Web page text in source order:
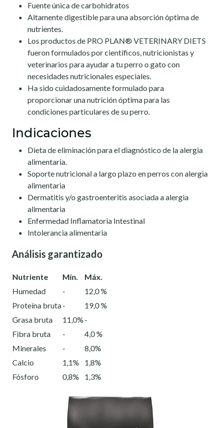
Fuente única de carbohidratos
Altamente digestible para una absorción óptima de
nutrientes.
Los productos de PRO PLAN® VETERINARY DIETS
fueron formulados por científicos, nutricionistas y
veterinarios para ayudar a tu perro o gato con
necesidades nutricionales especiales.
Ha sido cuidadosamente formulado para
proporcionar una nutrición óptima para las
condiciones particulares de su perro.
Indicaciones
Dieta de eliminación para el diagnóstico de la alergia
alimentaria.
Soporte nutricional a largo plazo en perros con alergia
alimentaria
Dermatitis y/o gastroenteritis asociada a alergia
alimentaria
Enfermedad Inflamatoria Intestinal
Intolerancia alimentaria
Análisis garantizado
Nutriente Mín.
Máx.
Humedad
-
12,0 %
Proteína bruta-
19,0 %
Grasa bruta
11,0% -
Fibra bruta
-
4,0 %
Minerales
-
8,0%
Calcio
1,1%
1,8%
Fósforo
0,8% 1,3%